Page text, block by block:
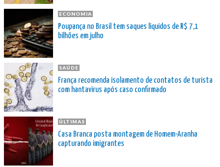
ECONOMIA
Poupança no Brasil tem saques líquidos de R$ 7,1
bilhões em julho
SAÚDE
França recomenda isolamento de contatos de turista
com hantavírus após caso confirmado
ÚLTIMAS
Casa Branca posta montagem de Homem-Aranha
capturando imigrantes